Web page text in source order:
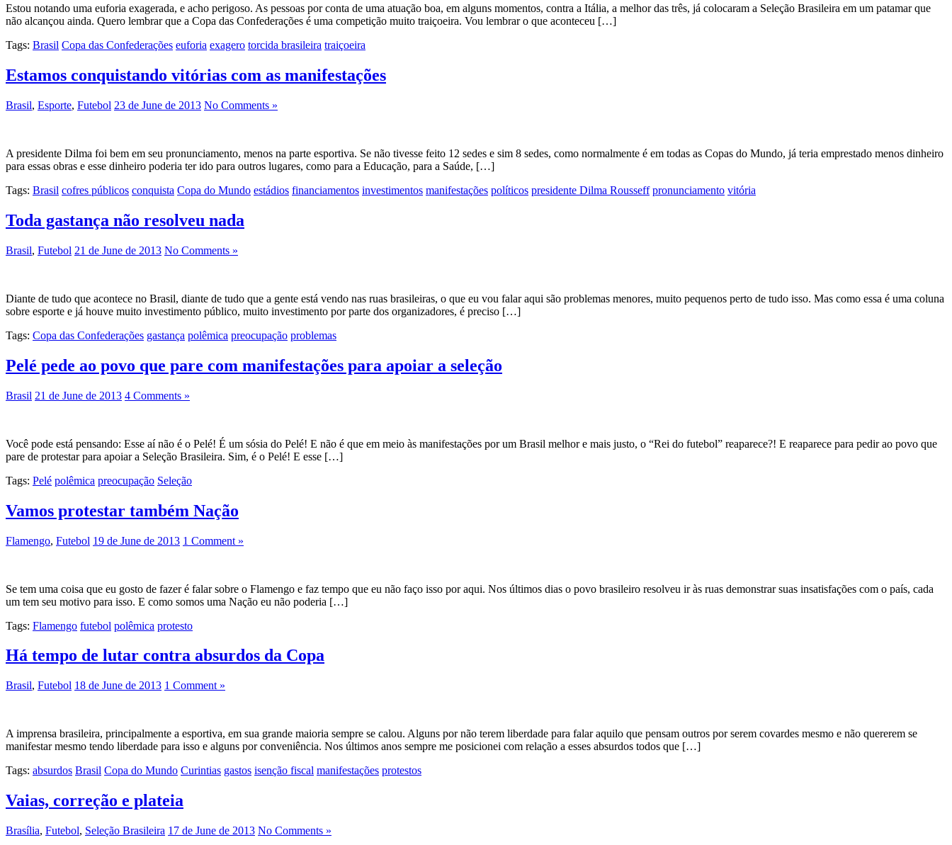
Estou notando uma euforia exagerada, e acho perigoso. As pessoas por conta de uma atuação boa, em alguns momentos, contra a Itália, a melhor das três, já colocaram a Seleção Brasileira em um patamar que
não alcançou ainda. Quero lembrar que a Copa das Confederações é uma competição muito traiçoeira. Vou lembrar o que aconteceu […]
Tags: Brasil Copa das Confederações euforia exagero torcida brasileira traiçoeira
Estamos conquistando vitórias com as manifestações
Brasil, Esporte, Futebol 23 de June de 2013 No Comments »
A presidente Dilma foi bem em seu pronunciamento, menos na parte esportiva. Se não tivesse feito 12 sedes e sim 8 sedes, como normalmente é em todas as Copas do Mundo, já teria emprestado menos dinheiro
para essas obras e esse dinheiro poderia ter ido para outros lugares, como para a Educação, para a Saúde, […]
Tags: Brasil cofres públicos conquista Copa do Mundo estádios financiamentos investimentos manifestações políticos presidente Dilma Rousseff pronunciamento vitória
Toda gastança não resolveu nada
Brasil, Futebol 21 de June de 2013 No Comments »
Diante de tudo que acontece no Brasil, diante de tudo que a gente está vendo nas ruas brasileiras, o que eu vou falar aqui são problemas menores, muito pequenos perto de tudo isso. Mas como essa é uma coluna
sobre esporte e já houve muito investimento público, muito investimento por parte dos organizadores, é preciso […]
Tags: Copa das Confederações gastança polêmica preocupação problemas
Pelé pede ao povo que pare com manifestações para apoiar a seleção
Brasil 21 de June de 2013 4 Comments »
Você pode está pensando: Esse aí não é o Pelé! É um sósia do Pelé! E não é que em meio às manifestações por um Brasil melhor e mais justo, o “Rei do futebol” reaparece?! E reaparece para pedir ao povo que
pare de protestar para apoiar a Seleção Brasileira. Sim, é o Pelé! E esse […]
Tags: Pelé polêmica preocupação Seleção
Vamos protestar também Nação
Flamengo, Futebol 19 de June de 2013 1 Comment »
Se tem uma coisa que eu gosto de fazer é falar sobre o Flamengo e faz tempo que eu não faço isso por aqui. Nos últimos dias o povo brasileiro resolveu ir às ruas demonstrar suas insatisfações com o país, cada
um tem seu motivo para isso. E como somos uma Nação eu não poderia […]
Tags: Flamengo futebol polêmica protesto
Há tempo de lutar contra absurdos da Copa
Brasil, Futebol 18 de June de 2013 1 Comment »
A imprensa brasileira, principalmente a esportiva, em sua grande maioria sempre se calou. Alguns por não terem liberdade para falar aquilo que pensam outros por serem covardes mesmo e não quererem se
manifestar mesmo tendo liberdade para isso e alguns por conveniência. Nos últimos anos sempre me posicionei com relação a esses absurdos todos que […]
Tags: absurdos Brasil Copa do Mundo Curintias gastos isenção fiscal manifestações protestos
Vaias, correção e plateia
Brasília, Futebol, Seleção Brasileira 17 de June de 2013 No Comments »